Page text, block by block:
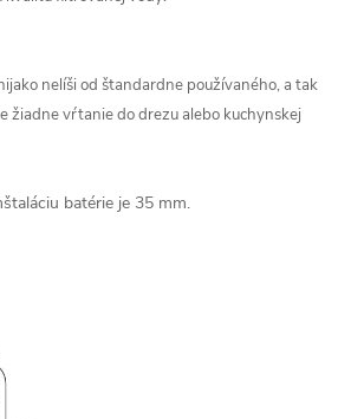
nelíši od štandardne používaného, a tak
žiadne vŕtanie do drezu alebo kuchynskej
batérie je 35 mm.